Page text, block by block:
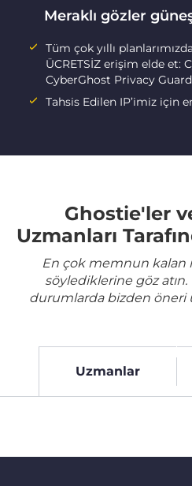
Meraklı gözler
Tüm çok yıllı
ÜCRETSİZ erişim elde et:
CyberGhost Privacy Guard
Tahsis Edilen IP’imiz için
Ghostie'ler
Uzmanları
En çok memnun kalan
söylediklerine göz atın.
durumlarda bizden öneri
Uzmanlar